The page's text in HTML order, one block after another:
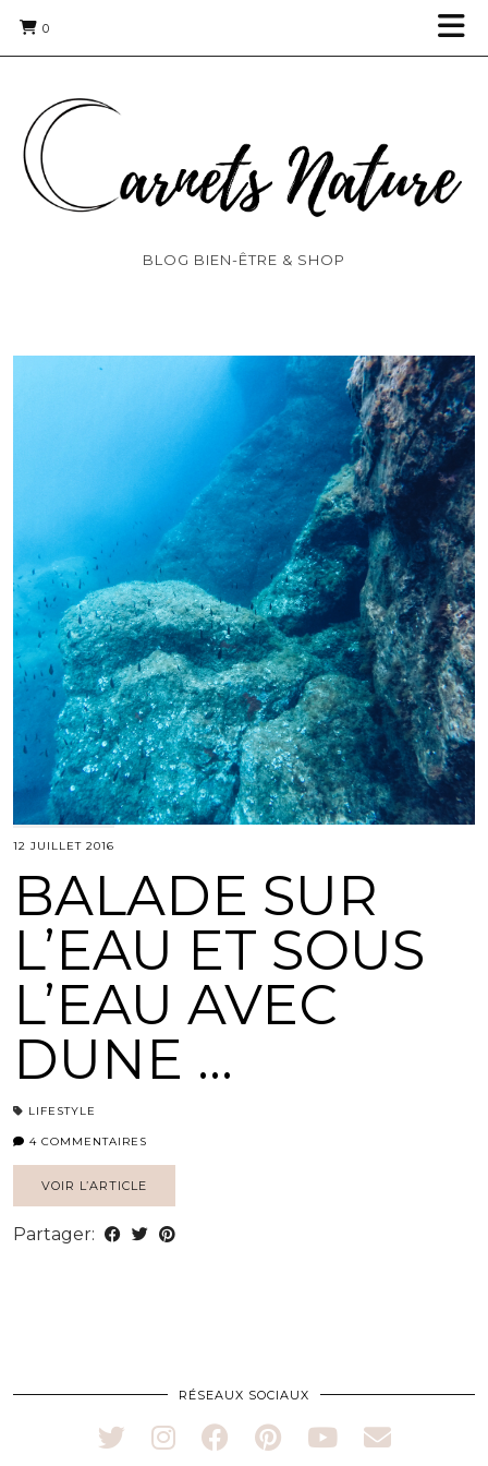
0
BLOG BIEN-ÊTRE & SHOP
12 JUILLET 2016
BALADE SUR
L’EAU ET SOUS
L’EAU AVEC
DUNE …
LIFESTYLE
4 COMMENTAIRES
VOIR L’ARTICLE
Partager:
RÉSEAUX SOCIAUX